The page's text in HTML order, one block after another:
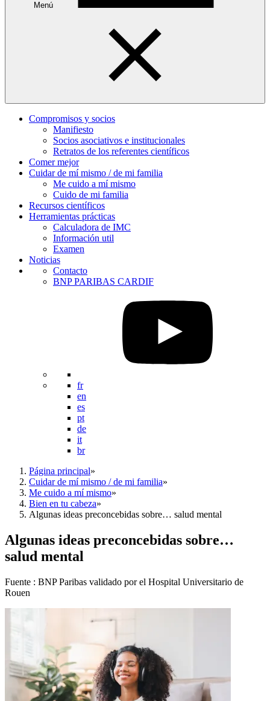
Menú
Compromisos y socios
Manifiesto
Socios asociativos e institucionales
Retratos de los referentes científicos
Comer mejor
Cuidar de mí mismo / de mi familia
Me cuido a mí mismo
Cuido de mi familia
Recursos científicos
Herramientas prácticas
Calculadora de IMC
Información util
Examen
Noticias
Contacto
BNP PARIBAS CARDIF
fr
en
es
pt
de
it
br
Página principal»
Cuidar de mí mismo / de mi familia»
Me cuido a mí mismo»
Bien en tu cabeza»
Algunas ideas preconcebidas sobre… salud mental
Algunas ideas preconcebidas sobre…
salud mental
Fuente : BNP Paribas validado por el Hospital Universitario de
Rouen